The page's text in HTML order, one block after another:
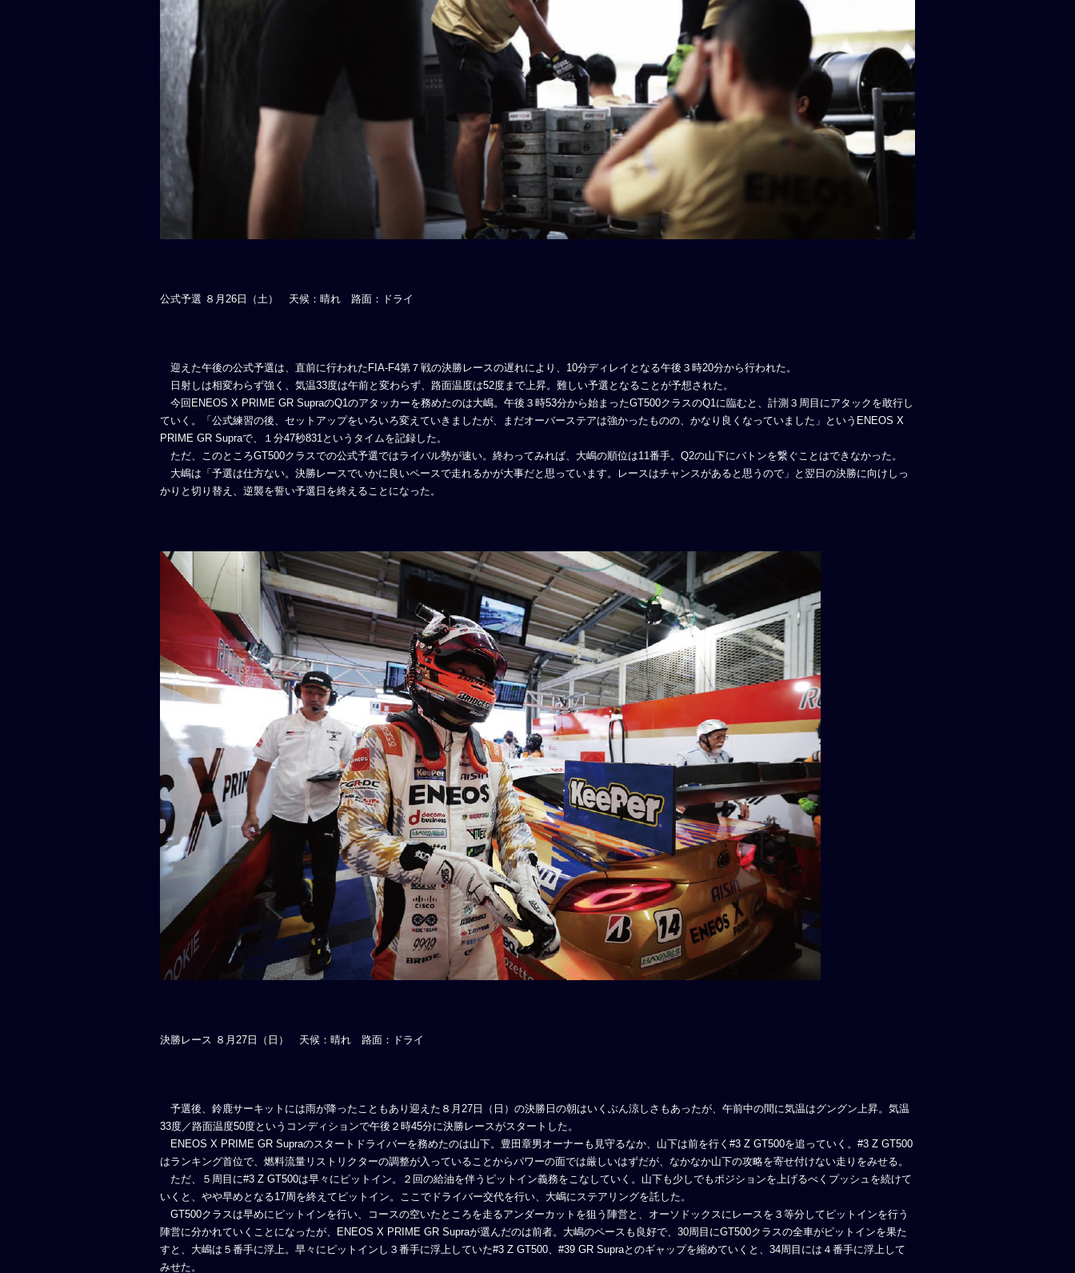
公式予選 ８月26日（土） 天候：晴れ 路面：ドライ
迎えた午後の公式予選は、直前に行われたFIA-F4第７戦の決勝レースの遅れにより、10分ディレイとなる午後３時20分から行われた。
日射しは相変わらず強く、気温33度は午前と変わらず、路面温度は52度まで上昇。難しい予選となることが予想された。
今回ENEOS X PRIME GR SupraのQ1のアタッカーを務めたのは大嶋。午後３時53分から始まったGT500クラスのQ1に臨むと、計測３周目にアタックを敢行し
ていく。「公式練習の後、セットアップをいろいろ変えていきましたが、まだオーバーステアは強かったものの、かなり良くなっていました」というENEOS X
PRIME GR Supraで、１分47秒831というタイムを記録した。
ただ、このところGT500クラスでの公式予選ではライバル勢が速い。終わってみれば、大嶋の順位は11番手。Q2の山下にバトンを繋ぐことはできなかった。
大嶋は「予選は仕方ない。決勝レースでいかに良いペースで走れるかが大事だと思っています。レースはチャンスがあると思うので」と翌日の決勝に向けしっ
かりと切り替え、逆襲を誓い予選日を終えることになった。
決勝レース ８月27日（日） 天候：晴れ 路面：ドライ
予選後、鈴鹿サーキットには雨が降ったこともあり迎えた８月27日（日）の決勝日の朝はいくぶん涼しさもあったが、午前中の間に気温はグングン上昇。気温
33度／路面温度50度というコンディションで午後２時45分に決勝レースがスタートした。
ENEOS X PRIME GR Supraのスタートドライバーを務めたのは山下。豊田章男オーナーも見守るなか、山下は前を行く#3 Z GT500を追っていく。#3 Z GT500
はランキング首位で、燃料流量リストリクターの調整が入っていることからパワーの面では厳しいはずだが、なかなか山下の攻略を寄せ付けない走りをみせる。
ただ、５周目に#3 Z GT500は早々にピットイン。２回の給油を伴うピットイン義務をこなしていく。山下も少しでもポジションを上げるべくプッシュを続けて
いくと、やや早めとなる17周を終えてピットイン。ここでドライバー交代を行い、大嶋にステアリングを託した。
GT500クラスは早めにピットインを行い、コースの空いたところを走るアンダーカットを狙う陣営と、オーソドックスにレースを３等分してピットインを行う
陣営に分かれていくことになったが、ENEOS X PRIME GR Supraが選んだのは前者。大嶋のペースも良好で、30周目にGT500クラスの全車がピットインを果た
すと、大嶋は５番手に浮上。早々にピットインし３番手に浮上していた#3 Z GT500、#39 GR Supraとのギャップを縮めていくと、34周目には４番手に浮上して
みせた。